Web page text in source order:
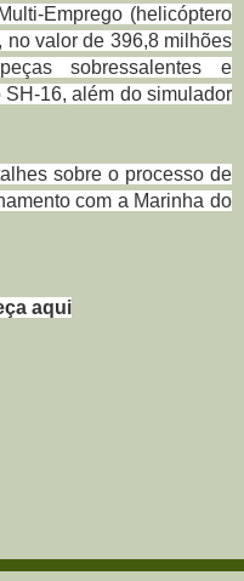
Emprego (helicóptero
valor de 396,8 milhões
sobressalentes e
16, além do simulador
sobre o processo de
com a Marinha do
aqui